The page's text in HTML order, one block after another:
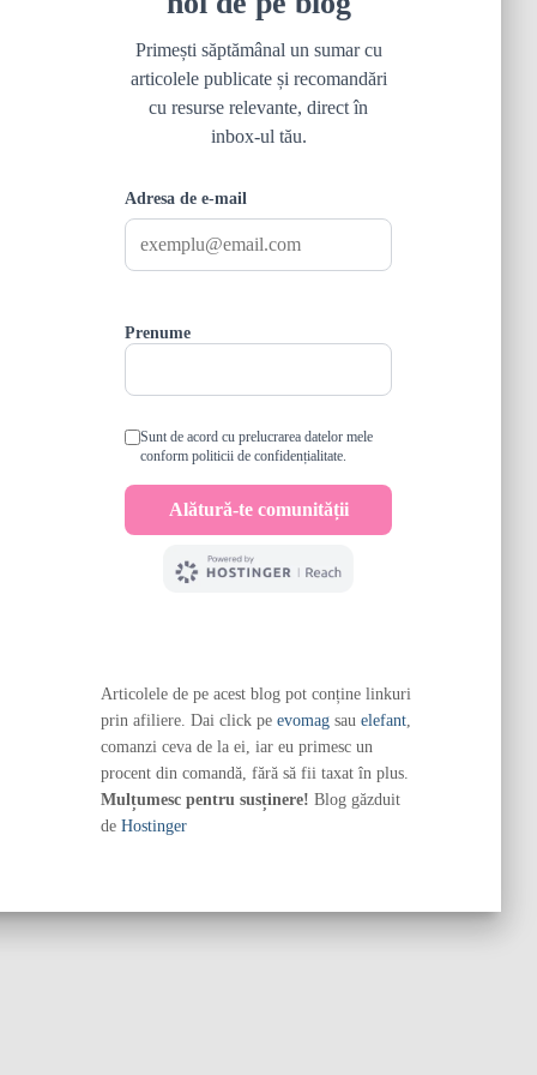
Articolele de pe acest blog pot conține linkuri
prin afiliere. Dai click pe evomagsau elefant,
comanzi ceva de la ei, iar eu primesc un
procent din comandă, fără să fii taxat în plus.
Mulțumesc pentru susținere! Blog găzduit
de Hostinger